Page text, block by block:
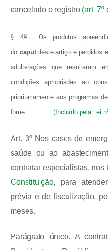
cancelado o registro (art. 7º
§ 4oOs produtos
do caputdeste artigo e perdidos
adulterações que resultaram
condições apropriadas ao
prioritariamente aos programas
fome.(Incluído pela Lei
Art. 3º Nos casos de
saúde ou ao
contratar especialistas, nos
Constituição, para
prévia e de fiscalização,
meses.
Parágrafo único. A